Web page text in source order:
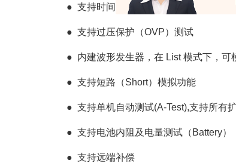
● 支持时间量测（Timing）
● 支持过压保护（OVP）测试
● 内建波形发生器，在 List 模式下，可
● 支持短路（Short）模拟功能
● 支持单机自动测试(A-Test),支持所有
● 支持电池内阻及电量测试（Battery）
● 支持远端补偿